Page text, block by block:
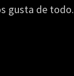
gusta de todo.